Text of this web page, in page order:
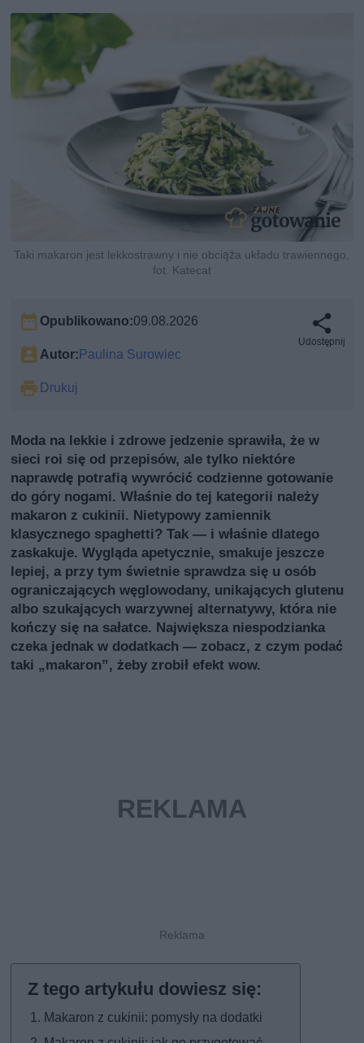
Taki makaron jest lekkostrawny i nie obciąża układu trawiennego,
fot. Katecat
Opublikowano:09.08.2026
Autor:Paulina Surowiec
Drukuj
Udostępnij
Moda na lekkie i zdrowe jedzenie sprawiła, że w
sieci roi się od przepisów, ale tylko niektóre
naprawdę potrafią wywrócić codzienne gotowanie
do góry nogami. Właśnie do tej kategorii należy
makaron z cukinii. Nietypowy zamiennik
klasycznego spaghetti? Tak — i właśnie dlatego
zaskakuje. Wygląda apetycznie, smakuje jeszcze
lepiej, a przy tym świetnie sprawdza się u osób
ograniczających węglowodany, unikających glutenu
albo szukających warzywnej alternatywy, która nie
kończy się na sałatce. Największa niespodzianka
czeka jednak w dodatkach — zobacz, z czym podać
taki „makaron”, żeby zrobił efekt wow.
Makaron z cukinii: pomysły na dodatki